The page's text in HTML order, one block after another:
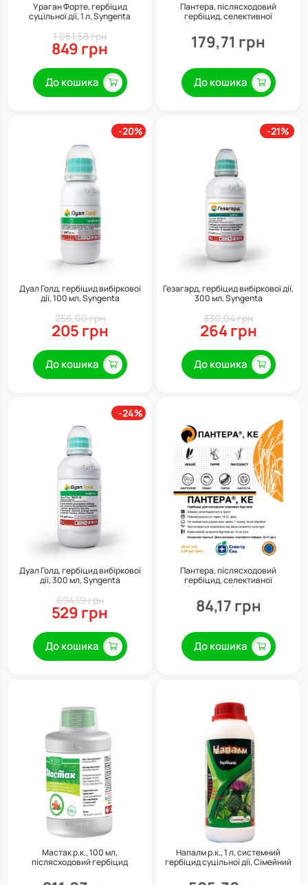
Ураган Форте, гербіцид
суцільної дії, 1 л, Syngenta
849 грн
1 061,58 грн
До кошика
Пантера, післясходовий
гербіцид, селективної
(вибіркової) дії, 100 мл
179,71 грн
До кошика
-20%
Дуал Голд, гербіцид вибіркової
дії, 100 мл, Syngenta
205 грн
256,00 грн
До кошика
-21%
Гезагард, гербіцид вибіркової дії,
300 мл, Syngenta
264 грн
330,04 грн
До кошика
-24%
Дуал Голд, гербіцид вибіркової
дії, 300 мл, Syngenta
529 грн
694,19 грн
До кошика
Пантера, післясходовий
гербіцид, селективної
(вибіркової) дії, 40 мл
84,17 грн
До кошика
Мастак р.к., 100 мл,
післясходовий гербіцид
Напалм р.к., 1 л, системний
гербіцид суцільної дії, Сімейний